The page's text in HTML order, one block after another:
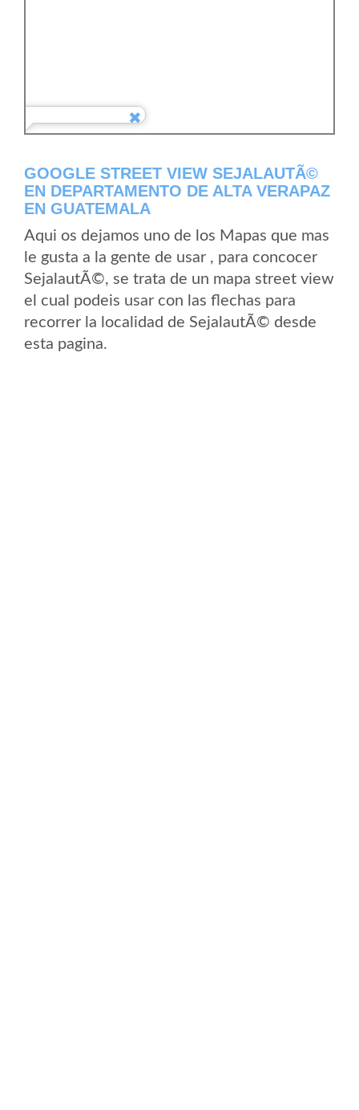
GOOGLE STREET VIEW SEJALAUTÃ©
EN DEPARTAMENTO DE ALTA VERAPAZ
EN GUATEMALA
Aqui os dejamos uno de los Mapas que mas
le gusta a la gente de usar , para concocer
SejalautÃ©, se trata de un mapa street view
el cual podeis usar con las flechas para
recorrer la localidad de SejalautÃ© desde
esta pagina.